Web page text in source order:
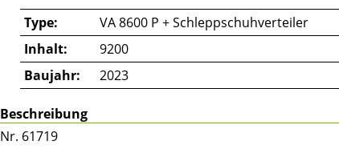
Type:
VA 8600 P + Schleppschuhverteiler
Inhalt:
9200
Baujahr:
2023
Beschreibung
Nr. 61719